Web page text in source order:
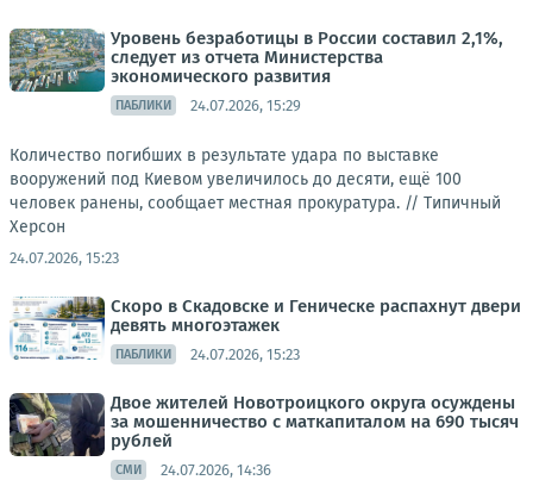
Уровень безработицы в России составил 2,1%,
следует из отчета Министерства
экономического развития
ПАБЛИКИ 24.07.2026, 15:29
Количество погибших в результате удара по выставке
вооружений под Киевом увеличилось до десяти, ещё 100
человек ранены, сообщает местная прокуратура. // Типичный
Херсон
24.07.2026, 15:23
Скоро в Скадовске и Геническе распахнут двери
девять многоэтажек
ПАБЛИКИ 24.07.2026, 15:23
Двое жителей Новотроицкого округа осуждены
за мошенничество с маткапиталом на 690 тысяч
рублей
СМИ 24.07.2026, 14:36